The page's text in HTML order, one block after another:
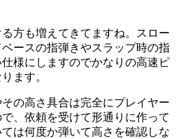
方も増えてきてますね。スロー
ースの指弾きやスラップ時の指
様にしますのでかなりの高速ピ
ます。
の高さ具合は完全にプレイヤー
、依頼を受けて形通りに作って
は何度か弾いて高さを確認しな